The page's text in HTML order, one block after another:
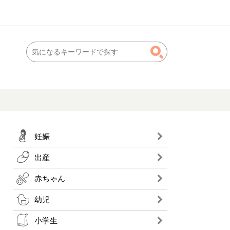
妊娠
出産
赤ちゃん
幼児
小学生